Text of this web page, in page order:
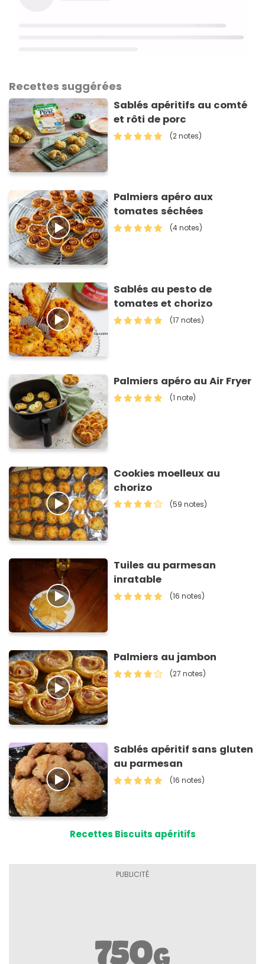
Recettes suggérées
Sablés apéritifs au comté
et rôti de porc
(2 notes)
Palmiers apéro aux
tomates séchées
(4 notes)
Sablés au pesto de
tomates et chorizo
(17 notes)
Palmiers apéro au Air Fryer
(1 note)
Cookies moelleux au
chorizo
(59 notes)
Tuiles au parmesan
inratable
(16 notes)
Palmiers au jambon
(27 notes)
Sablés apéritif sans gluten
au parmesan
(16 notes)
Recettes Biscuits apéritifs